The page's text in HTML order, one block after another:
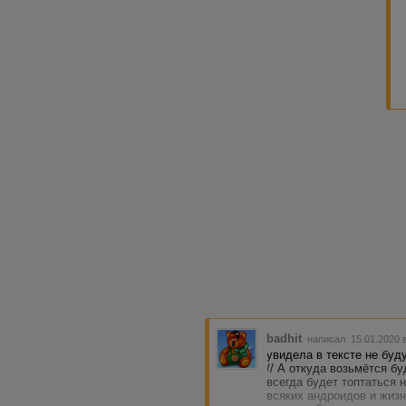
я
badhit написал 15.01.2020
увидела в тексте не
// А откуда возьмётся
всегда будет
всяких андроидов и